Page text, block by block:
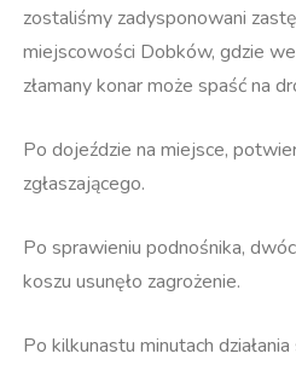
zostaliśmy zadysponowani
miejscowości Dobków, gdzie
złamany konar może spaść na
Po dojeździe na miejsce,
zgłaszającego.
Po sprawieniu podnośnika,
koszu usunęło zagrożenie.
Po kilkunastu minutach